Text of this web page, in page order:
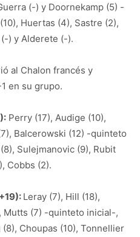
(-) y Doornekamp (5) -
Huertas (4), Sastre (2),
) y Alderete (-).
al Chalon francés y
en su grupo.
Perry (17), Audige (10),
Balcerowski (12) -quinteto
Sulejmanovic (9), Rubit
Cobbs (2).
Leray (7), Hill (18),
Mutts (7) -quinteto inicial-,
Choupas (10), Tonnellier